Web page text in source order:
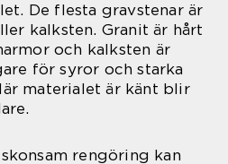
De flesta gravstenar är
kalksten. Granit är hårt
och kalksten är
för syror och starka
materialet är känt blir
rengöring kan